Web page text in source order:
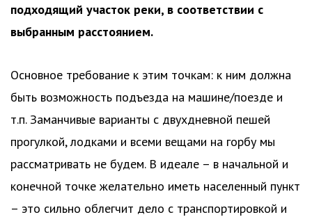
подходящий участок реки, в соответствии с
выбранным расстоянием.
Основное требование к этим точкам: к ним должна
быть возможность подъезда на машине/поезде и
т.п. Заманчивые варианты с двухдневной пешей
прогулкой, лодками и всеми вещами на горбу мы
рассматривать не будем. В идеале – в начальной и
конечной точке желательно иметь населенный пункт
– это сильно облегчит дело с транспортировкой и